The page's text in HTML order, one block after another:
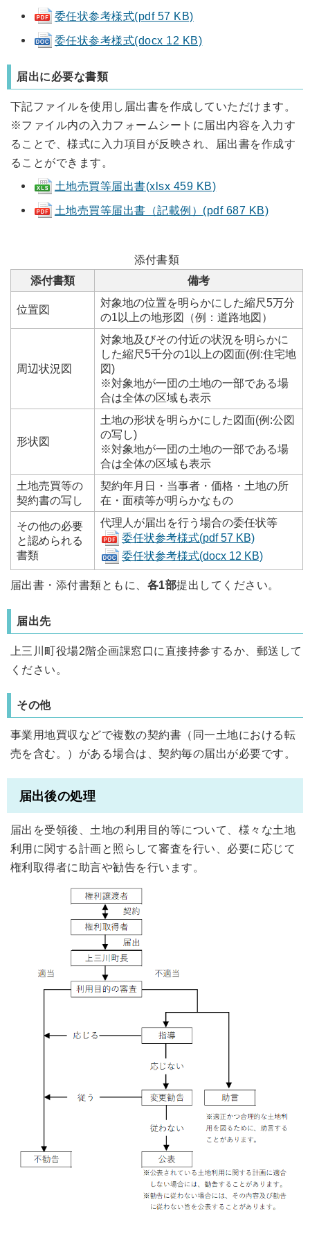
委任状参考様式(pdf 57 KB)
委任状参考様式(docx 12 KB)
届出に必要な書類
下記ファイルを使用し届出書を作成していただけます。
※ファイル内の入力フォームシートに届出内容を入力す
ることで、様式に入力項目が反映され、届出書を作成す
ることができます。
土地売買等届出書(xlsx 459 KB)
土地売買等届出書（記載例）(pdf 687 KB)
添付書類
添付書類 備考
位置図
対象地の位置を明らかにした縮尺5万分
の1以上の地形図（例：道路地図）
周辺状況図
対象地及びその付近の状況を明らかに
した縮尺5千分の1以上の図面(例:住宅地
図)
※対象地が一団の土地の一部である場
合は全体の区域も表示
形状図
土地の形状を明らかにした図面(例:公図
の写し)
※対象地が一団の土地の一部である場
合は全体の区域も表示
土地売買等の
契約書の写し
契約年月日・当事者・価格・土地の所
在・面積等が明らかなもの
その他の必要
と認められる
書類
代理人が届出を行う場合の委任状等
委任状参考様式(pdf 57 KB)
委任状参考様式(docx 12 KB)
届出書・添付書類ともに、 各1部提出してください。
届出先
上三川町役場2階企画課窓口に直接持参するか、郵送して
ください。
その他
事業用地買収などで複数の契約書（同一土地における転
売を含む。）がある場合は、契約毎の届出が必要です。
届出後の処理
届出を受領後、土地の利用目的等について、様々な土地
利用に関する計画と照らして審査を行い、必要に応じて
権利取得者に助言や勧告を行います。